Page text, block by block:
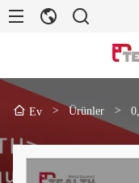
Ev > Ürünler >